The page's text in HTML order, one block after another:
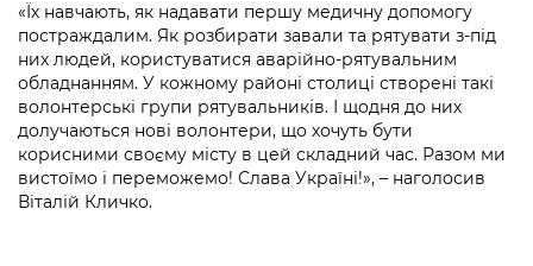
«Їх навчають, як надавати першу медичну допомогу
постраждалим. Як розбирати завали та рятувати з-під
них людей, користуватися аварійно-рятувальним
обладнанням. У кожному районі столиці створені такі
волонтерські групи рятувальників. І щодня до них
долучаються нові волонтери, що хочуть бути
корисними своєму місту в цей складний час. Разом ми
вистоїмо і переможемо! Слава Україні!», – наголосив
Віталій Кличко.